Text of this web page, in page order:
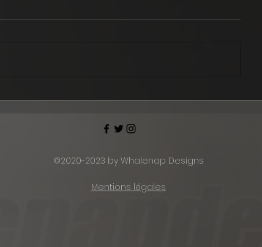
Les news de septembre :
Ford
©2020-2023 by Whalenap Designs
Mentions légales